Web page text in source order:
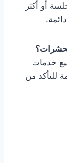
أو أكثر
خدمات
للتأكد من